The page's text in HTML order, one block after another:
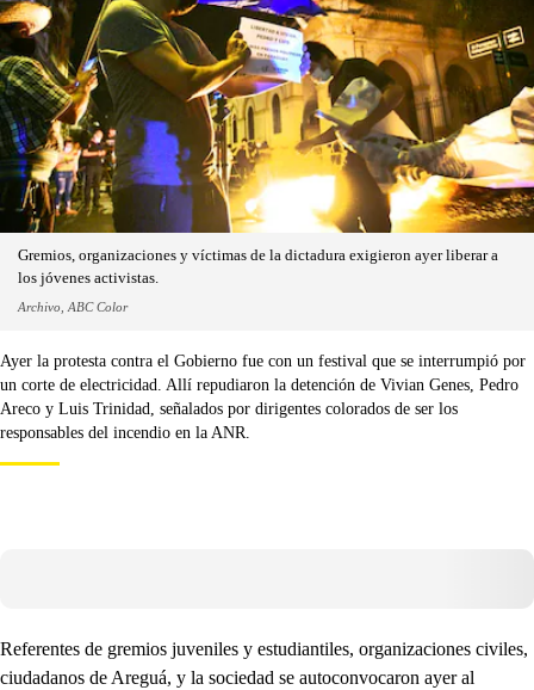
Gremios, organizaciones y víctimas de la dictadura exigieron ayer liberar a
los jóvenes activistas.
Archivo, ABC Color
Ayer la protesta contra el Gobierno fue con un festival que se interrumpió por
un corte de electricidad. Allí repudiaron la detención de Vivian Genes, Pedro
Areco y Luis Trinidad, señalados por dirigentes colorados de ser los
responsables del incendio en la ANR.
Referentes de gremios juveniles y estudiantiles, organizaciones civiles,
ciudadanos de Areguá, y la sociedad se autoconvocaron ayer al